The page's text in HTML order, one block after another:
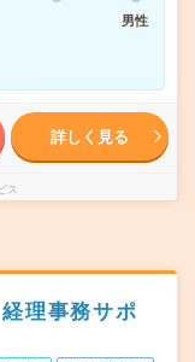
男性
詳しく見る
ス
理事務サポ